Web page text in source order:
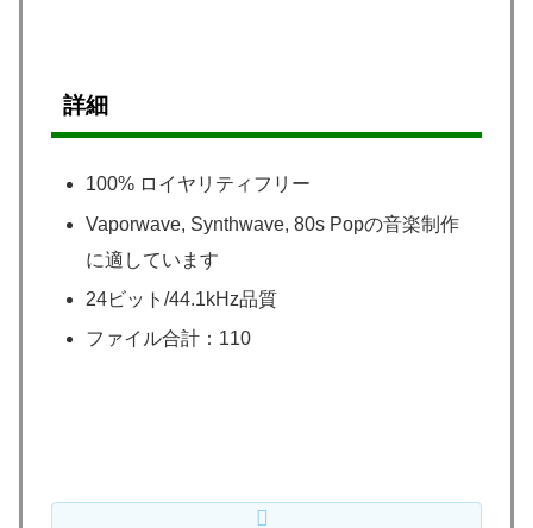
詳細
100% ロイヤリティフリー
Vaporwave, Synthwave, 80s Popの音楽制作
に適しています
24ビット/44.1kHz品質
ファイル合計：110